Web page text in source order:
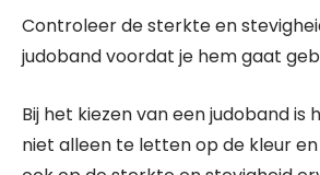
Controleer de sterkte en
judoband voordat je hem gaat
Bij het kiezen van een judoband is
niet alleen te letten op de kleur